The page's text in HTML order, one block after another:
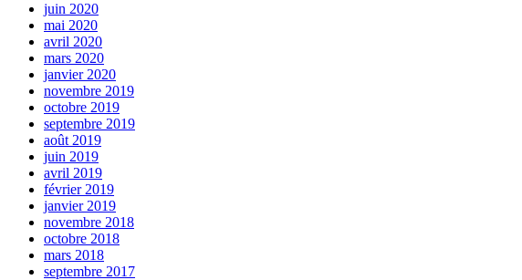
juin 2020
mai 2020
avril 2020
mars 2020
janvier 2020
novembre 2019
octobre 2019
septembre 2019
août 2019
juin 2019
avril 2019
février 2019
janvier 2019
novembre 2018
octobre 2018
mars 2018
septembre 2017